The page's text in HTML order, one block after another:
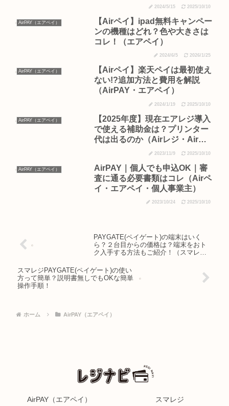
2024/5/15 2025/10/10
AirPAY（エアペイ）
【Airペイ】ipad無料キャンペー
ンの機種はどれ？色や大きさは
コレ！（エアペイ）
2024/6/5 2026/1/25
AirPAY（エアペイ）
【Airペイ】楽天ペイは最初使え
ない!?追加方法と費用を解説
（AirPAY・エアペイ）
2024/1/19 2025/10/10
AirPAY（エアペイ）
【2025年度】現在エアレジ導入
で使える補助金は？プリンター
代は出るのか（Airレジ・Airペ
2023/11/9 2025/10/10
AirPAY（エアペイ）
AirPAY｜個人でも申込OK｜審
査に通る必要書類はコレ（Airペ
イ・エアペイ・個人事業主）
2023/10/24 2025/10/10
PAYGATE(ペイゲート)の端末はいく
ら？２台目からの価格は？端末をおト
ク入手する方法もご紹介！（スマレ
スマレジPAYGATE(ペイゲート)の使い
方って簡単？説明書無しでもOKな簡単
操作手順！
ホーム AirPAY（エアペイ）
AirPAY（エアペイ） スマレジ